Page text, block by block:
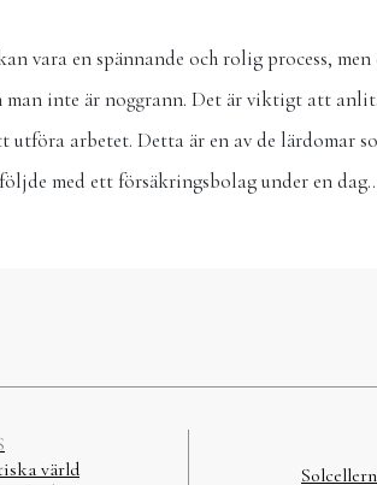
vara en spännande och rolig process,
man inte är noggrann. Det är viktigt att
utföra arbetet. Detta är en av de lärdomar
följde med ett försäkringsbolag under en
värld